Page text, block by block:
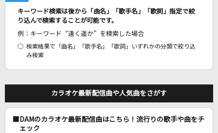
勇者(ビデオクリップバージョン)
YOASOBI
もっと見る
DAMの新曲・ランキングなど
キーワード検索は後から「曲名」「歌手名」「歌詞」指定で絞
り込んで検索することが可能です。
例：キーワード “遠く遥か” を検索した場合
検索結果で「曲名」「歌手名」「歌詞」いずれかの分類で絞り込
み検索
カラオケ最新配信曲や人気曲をさがす
DAMのカラオケ最新配信曲はこちら！流行りの歌手や曲をチ
ェック